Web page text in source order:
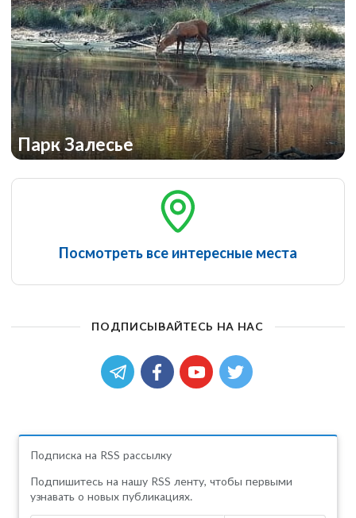
Парк Залесье
Посмотреть все интересные места
ПОДПИСЫВАЙТЕСЬ НА НАС
Подписка на RSS рассылку
Подпишитесь на нашу RSS ленту, чтобы первыми
узнавать о новых публикациях.